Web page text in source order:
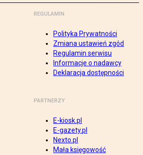
REGULAMIN
Polityka Prywatności
Zmiana ustawień zgód
Regulamin serwisu
Informacje o nadawcy
Deklaracja dostępności
PARTNERZY
E-kiosk.pl
E-gazety.pl
Nexto.pl
Mała księgowość